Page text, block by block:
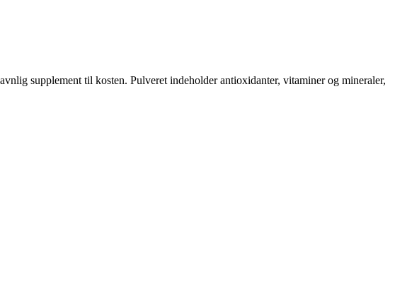
supplement til kosten. Pulveret indeholder antioxidanter, vitaminer og mineraler,